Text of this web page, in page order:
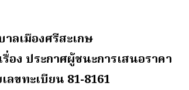
ลเมืองศรีสะเกษ
เรื่อง ประกาศผู้ชนะการเสนอราคา
ลขทะเบียน 81-8161